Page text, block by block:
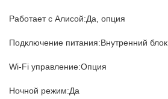
Работает с Алисой:Да, опция
Подключение питания:Внутренний блок
Wi-Fi управление:Опция
Ночной режим:Да